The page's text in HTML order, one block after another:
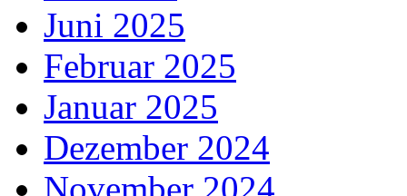
Juni 2025
Februar 2025
Januar 2025
Dezember 2024
November 2024